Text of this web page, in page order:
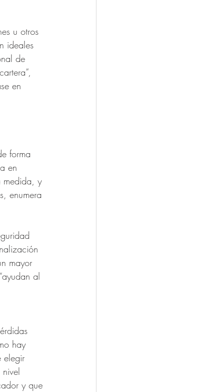
u otros
ideales
de
en
forma
en
medida, y
enumera
mayor
al
hay
elegir
y que